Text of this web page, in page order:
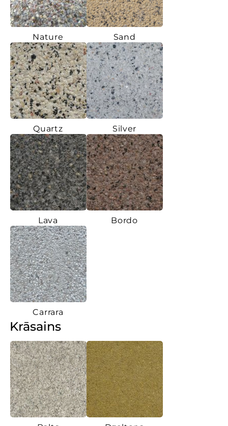
Nature Sand
Quartz Silver
Lava Bordo
Carrara
Krāsains